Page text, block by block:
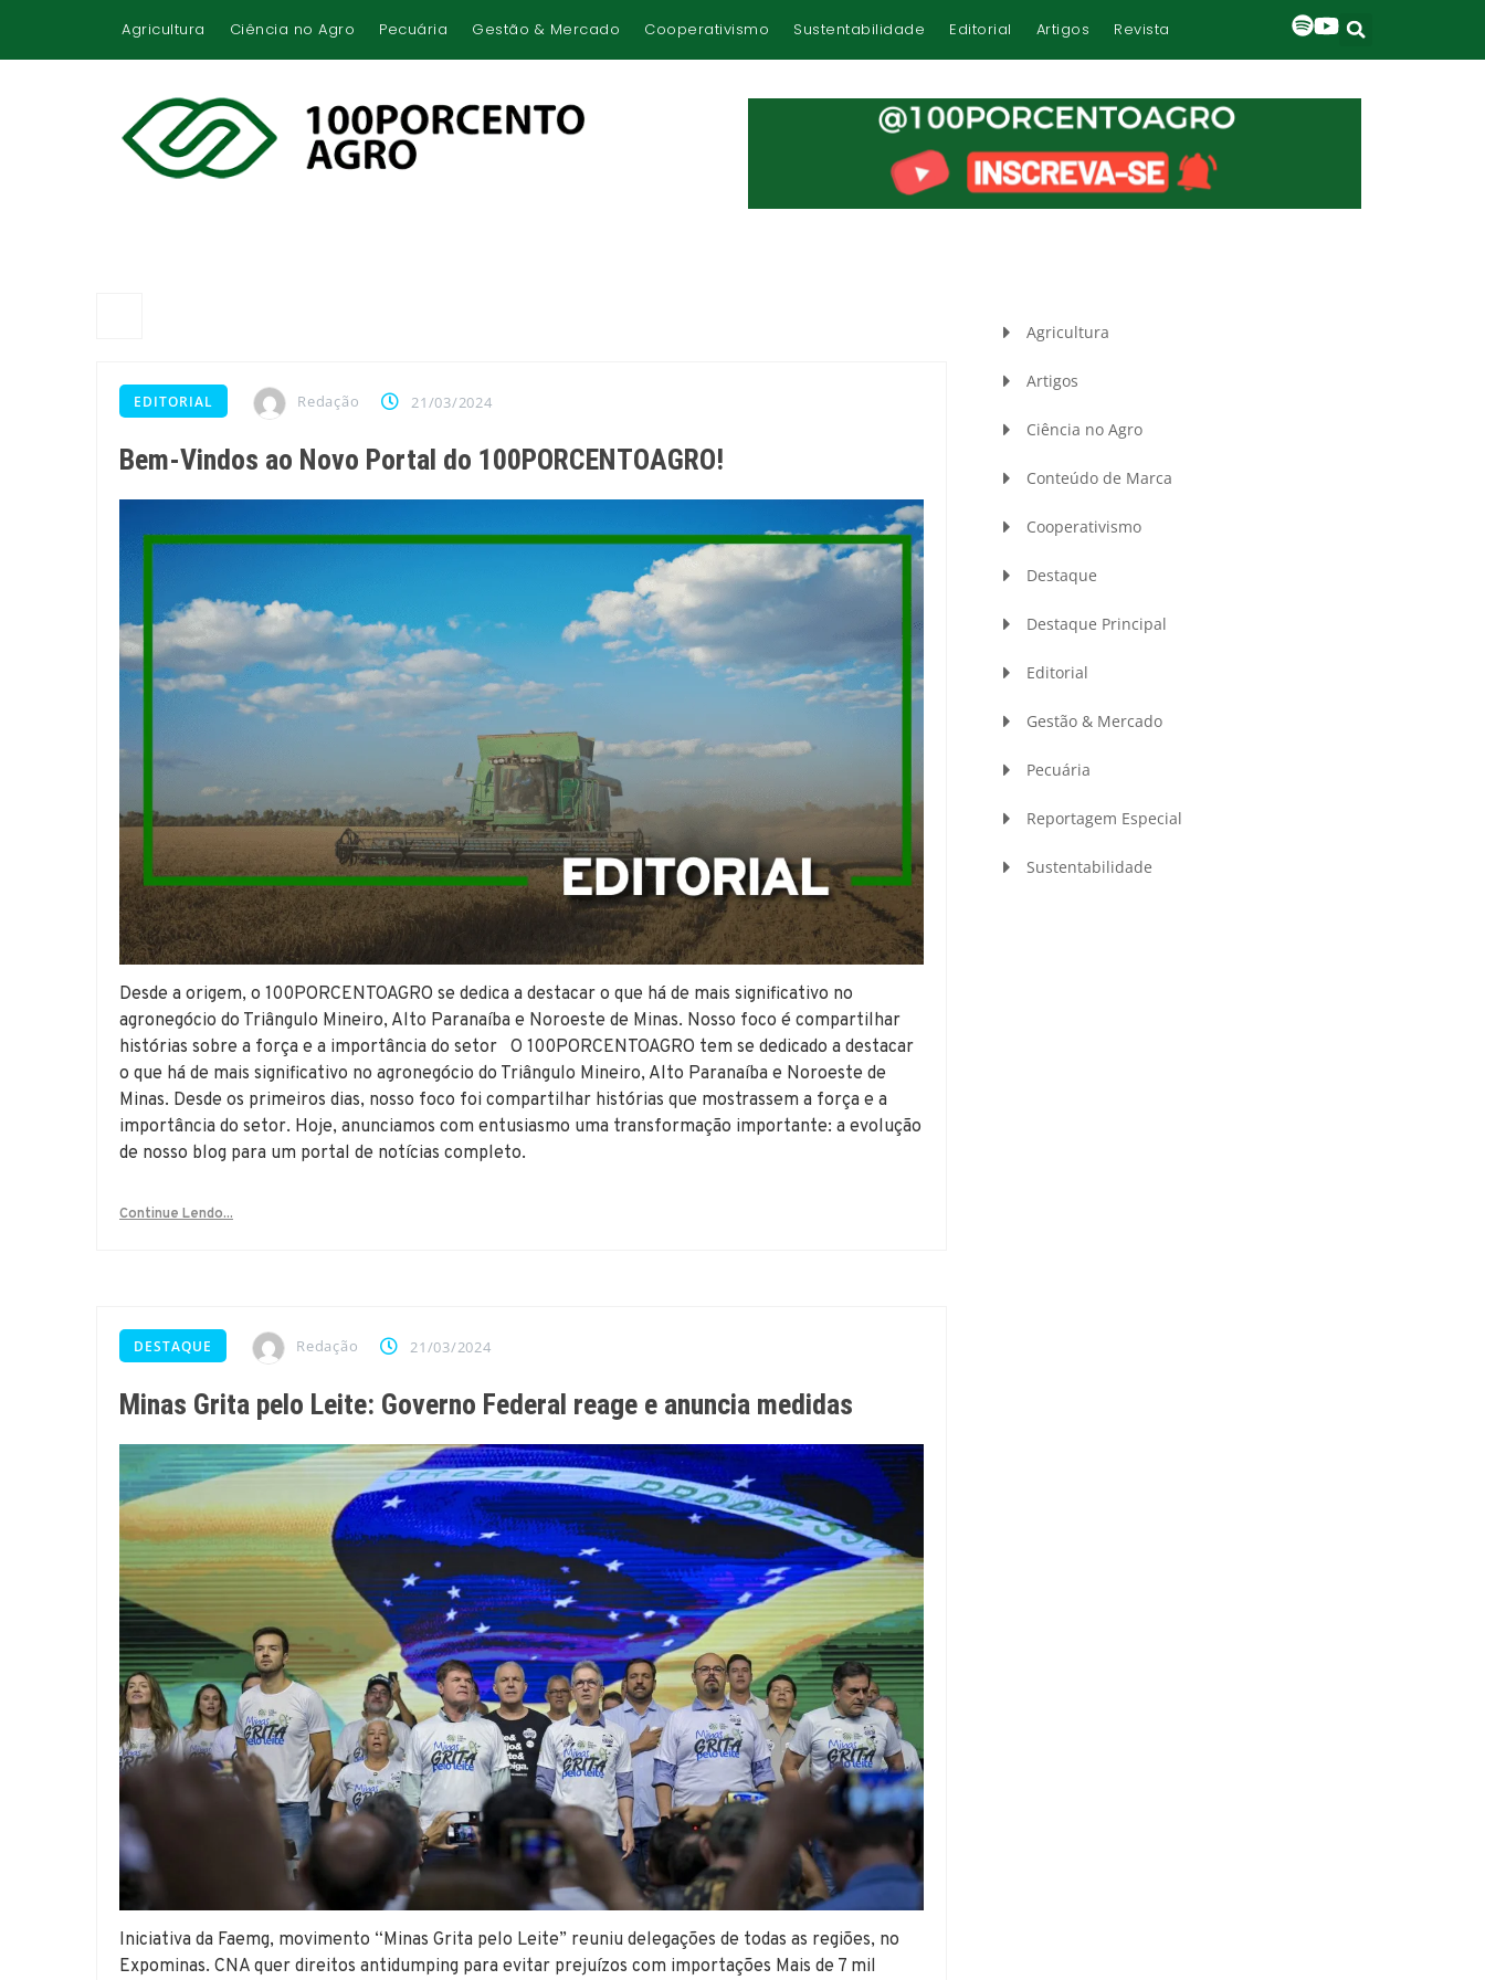
Agricultura Ciência no Agro Pecuária Gestão & Mercado Cooperativismo Sustentabilidade Editorial Artigos Revista
EDITORIAL Redação 21/03/2024
Bem-Vindos ao Novo Portal do 100PORCENTOAGRO!
Desde a origem, o 100PORCENTOAGRO se dedica a destacar o que há de mais significativo no
agronegócio do Triângulo Mineiro, Alto Paranaíba e Noroeste de Minas. Nosso foco é compartilhar
histórias sobre a força e a importância do setor O 100PORCENTOAGRO tem se dedicado a destacar
o que há de mais significativo no agronegócio do Triângulo Mineiro, Alto Paranaíba e Noroeste de
Minas. Desde os primeiros dias, nosso foco foi compartilhar histórias que mostrassem a força e a
importância do setor. Hoje, anunciamos com entusiasmo uma transformação importante: a evolução
de nosso blog para um portal de notícias completo.
Continue Lendo...
DESTAQUE Redação 21/03/2024
Minas Grita pelo Leite: Governo Federal reage e anuncia medidas
Iniciativa da Faemg, movimento “Minas Grita pelo Leite” reuniu delegações de todas as regiões, no
Expominas. CNA quer direitos antidumping para evitar prejuízos com importações Mais de 7 mil
Agricultura
Artigos
Ciência no Agro
Conteúdo de Marca
Cooperativismo
Destaque
Destaque Principal
Editorial
Gestão & Mercado
Pecuária
Reportagem Especial
Sustentabilidade